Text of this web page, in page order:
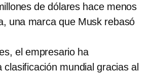
de dólares hace menos
una marca que Musk rebasó
el empresario ha
clasificación mundial gracias al